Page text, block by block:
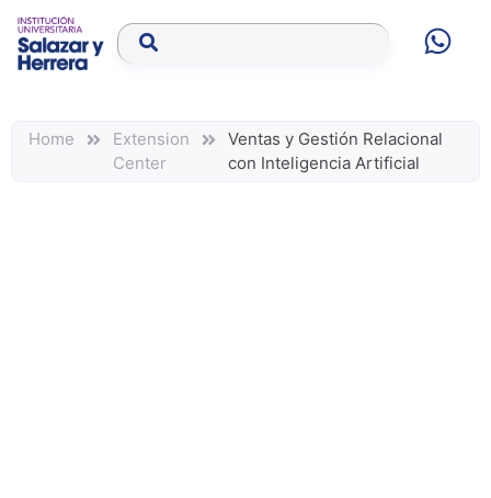
Home
Extension
Center
Ventas y Gestión Relacional
con Inteligencia Artificial